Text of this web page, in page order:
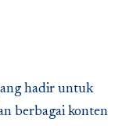
hadir untuk
berbagai konten